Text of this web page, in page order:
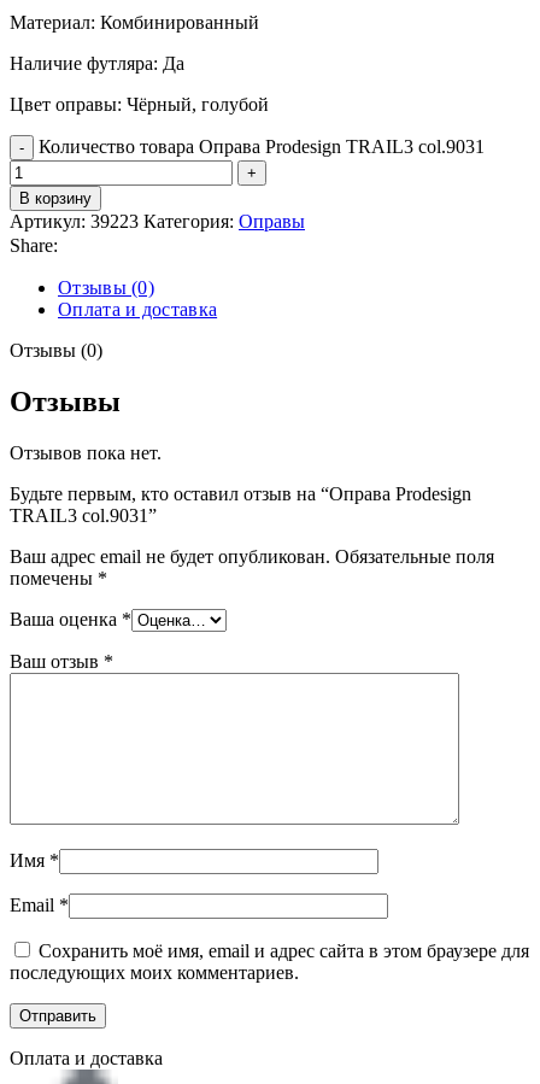
Материал: Комбинированный
Наличие футляра: Да
Цвет оправы: Чёрный, голубой
Количество товара Оправа Prodesign TRAIL3 col.9031
В корзину
Артикул: 39223 Категория: Оправы
Share:
Отзывы (0)
Оплата и доставка
Отзывы (0)
Отзывы
Отзывов пока нет.
Будьте первым, кто оставил отзыв на “Оправа Prodesign
TRAIL3 col.9031”
Ваш адрес email не будет опубликован. Обязательные поля
помечены *
Ваша оценка *
Ваш отзыв *
Имя *
Email *
Сохранить моё имя, email и адрес сайта в этом браузере для
последующих моих комментариев.
Оплата и доставка